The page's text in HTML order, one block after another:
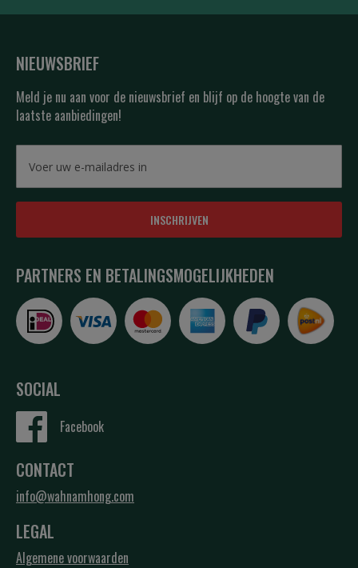
NIEUWSBRIEF
Meld je nu aan voor de nieuwsbrief en blijf op de hoogte van de
laatste aanbiedingen!
INSCHRIJVEN
PARTNERS EN BETALINGSMOGELIJKHEDEN
SOCIAL
Facebook
CONTACT
info@wahnamhong.com
LEGAL
Algemene voorwaarden